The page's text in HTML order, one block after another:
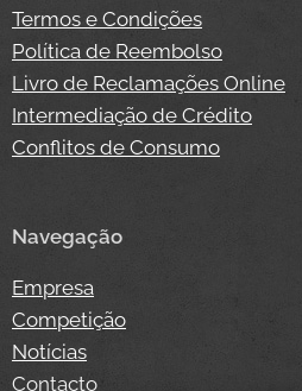
Termos e Condições
Política de Reembolso
Livro de Reclamações Online
Intermediação de Crédito
Conflitos de Consumo
Navegação
Empresa
Competição
Notícias
Contacto